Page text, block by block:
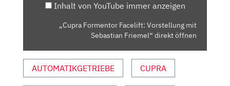
Inhalt von YouTube immer anzeigen
„Cupra Formentor Facelift: Vorstellung mit
Sebastian Friemel“ direkt öffnen
AUTOMATIKGETRIEBE CUPRA